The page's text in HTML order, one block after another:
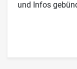
und Infos